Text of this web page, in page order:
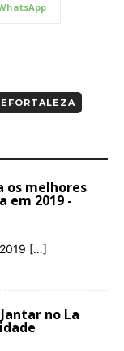
os melhores
em 2019 -
[…]
no La